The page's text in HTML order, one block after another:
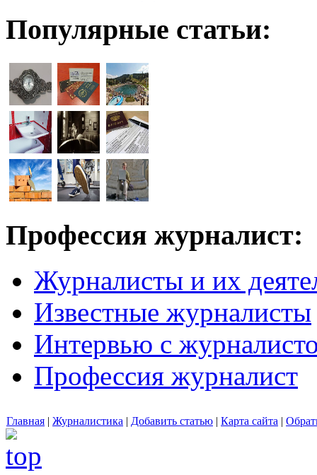
Популярные статьи:
Профессия журналист:
Журналисты и их
Известные журналисты
Интервью с
Профессия журналист
Главная | Журналистика | Добавить статью | Карта сайта |